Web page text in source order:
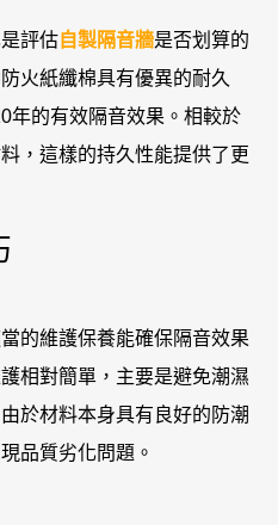
評估自製隔音牆是否划算的
火紙纖棉具有優異的耐久
年的有效隔音效果。相較於
，這樣的持久性能提供了更
的維護保養能確保隔音效果
相對簡單，主要是避免潮濕
於材料本身具有良好的防潮
品質劣化問題。